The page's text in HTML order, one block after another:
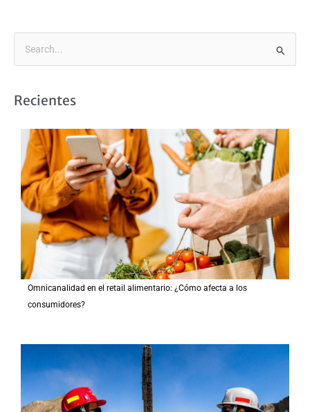
cRecientes
Omnicanalidad en el retail alimentario: ¿Cómo afecta a los
consumidores?